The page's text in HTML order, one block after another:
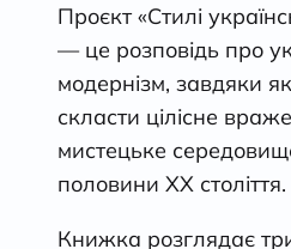
Проєкт «Стилі
— це розповідь про
модернізм, завдяки
скласти цілісне
мистецьке
половини ХХ століття.
Книжка розглядає